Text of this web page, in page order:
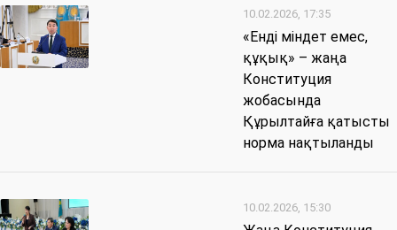
10.02.2026, 17:35
«Енді міндет емес,
құқық» – жаңа
Конституция
жобасында
Құрылтайға қатысты
норма нақтыланды
10.02.2026, 15:30